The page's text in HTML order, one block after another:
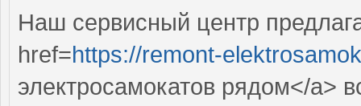
Наш сервисный центр
href=https://remont-
электросамокатов рядом</a>